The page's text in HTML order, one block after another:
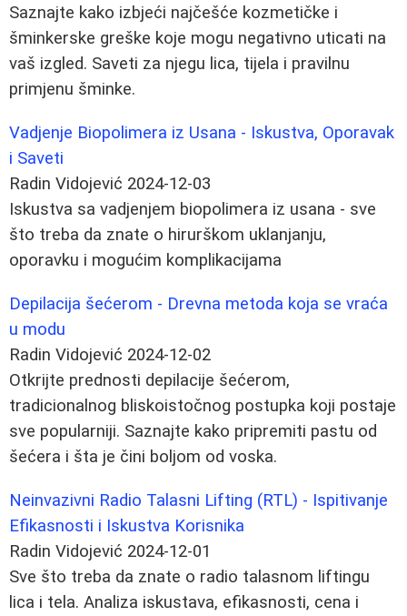
Saznajte kako izbjeći najčešće kozmetičke i
šminkerske greške koje mogu negativno uticati na
vaš izgled. Saveti za njegu lica, tijela i pravilnu
primjenu šminke.
Vadjenje Biopolimera iz Usana - Iskustva, Oporavak
i Saveti
Radin Vidojević 2024-12-03
Iskustva sa vadjenjem biopolimera iz usana - sve
što treba da znate o hirurškom uklanjanju,
oporavku i mogućim komplikacijama
Depilacija šećerom - Drevna metoda koja se vraća
u modu
Radin Vidojević 2024-12-02
Otkrijte prednosti depilacije šećerom,
tradicionalnog bliskoistočnog postupka koji postaje
sve popularniji. Saznajte kako pripremiti pastu od
šećera i šta je čini boljom od voska.
Neinvazivni Radio Talasni Lifting (RTL) - Ispitivanje
Efikasnosti i Iskustva Korisnika
Radin Vidojević 2024-12-01
Sve što treba da znate o radio talasnom liftingu
lica i tela. Analiza iskustava, efikasnosti, cena i